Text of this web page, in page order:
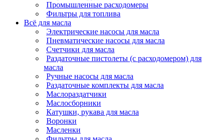
Промышленные расходомеры
Фильтры для топлива
Всё для масла
Электрические насосы для масла
Пневматические насосы для масла
Счетчики для масла
Раздаточные пистолеты (с расходомером) для
масла
Ручные насосы для масла
Раздаточные комплекты для масла
Маслораздатчики
Маслосборники
Катушки, рукава для масла
Воронки
Масленки